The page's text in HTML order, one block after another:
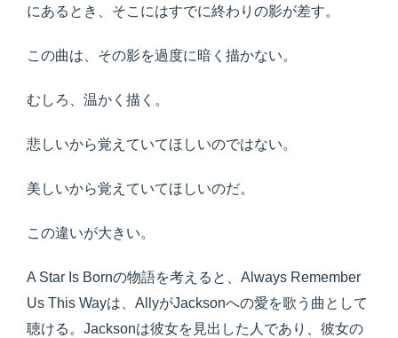
にあるとき、そこにはすでに終わりの影が差す。
この曲は、その影を過度に暗く描かない。
むしろ、温かく描く。
悲しいから覚えていてほしいのではない。
美しいから覚えていてほしいのだ。
この違いが大きい。
A Star Is Bornの物語を考えると、Always Remember
Us This Wayは、AllyがJacksonへの愛を歌う曲として
聴ける。Jacksonは彼女を見出した人であり、彼女の